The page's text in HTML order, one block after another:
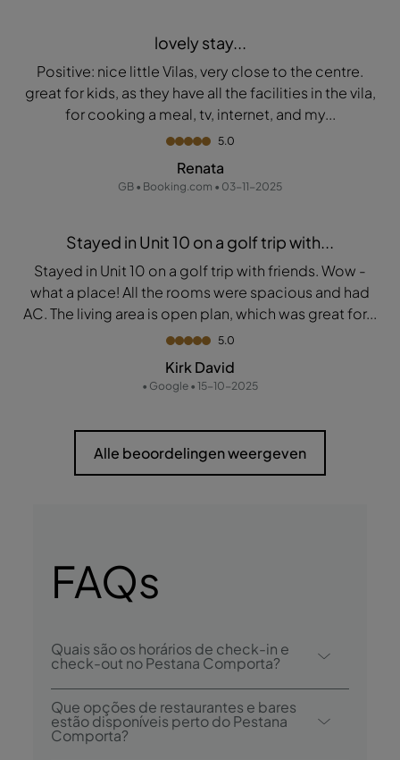
lovely stay...
Positive: nice little Vilas, very close to the centre.
great for kids, as they have all the facilities in the vila,
for cooking a meal, tv, internet, and my...
5.0
Renata
GB • Booking.com • 03-11-2025
Stayed in Unit 10 on a golf trip with...
Stayed in Unit 10 on a golf trip with friends. Wow -
what a place! All the rooms were spacious and had
AC. The living area is open plan, which was great for...
5.0
Kirk David
• Google • 15-10-2025
Alle beoordelingen weergeven
FAQs
Quais são os horários de check-in e
check-out no Pestana Comporta?
O check-in no Pestana Comporta é desde
as 16h00, e o check-out é até às 11h00.
Que opções de restaurantes e bares
estão disponíveis perto do Pestana
Comporta?